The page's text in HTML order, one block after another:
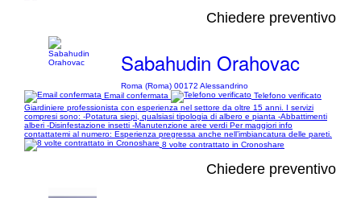
Chiedere preventivo
Sabahudin Orahovac
Roma (Roma) 00172 Alessandrino
Email confermata
Telefono verificato
Giardiniere professionista con esperienza nel settore da oltre 15 anni. I servizi
compresi sono: -Potatura siepi, qualsiasi tipologia di albero e pianta -Abbattimenti
alberi -Disinfestazione insetti -Manutenzione aree verdi Per maggiori info
contattatemi al numero: Esperienza pregressa anche nell’imbiancatura delle pareti.
8 volte contrattato in Cronoshare
Chiedere preventivo